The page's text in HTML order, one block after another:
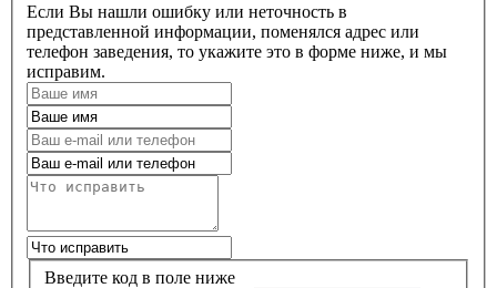
Если Вы нашли ошибку или неточность в
представленной информации, поменялся адрес или
телефон заведения, то укажите это в форме ниже, и мы
исправим.
Введите код в поле ниже